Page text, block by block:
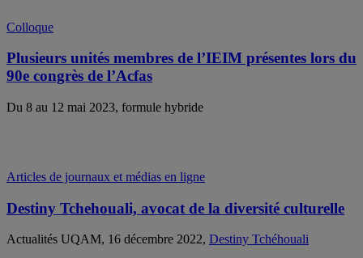
Colloque
Plusieurs unités membres de l’IEIM présentes lors du
90e congrès de l’Acfas
Du 8 au 12 mai 2023, formule hybride
Articles de journaux et médias en ligne
Destiny Tchehouali, avocat de la diversité culturelle
Actualités UQAM, 16 décembre 2022, Destiny Tchéhouali